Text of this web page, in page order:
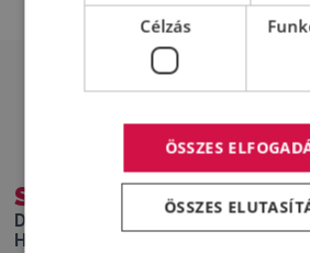
ÉRDEKLŐDJÖN
SZIGETSZENTMIKLÓS
Delta-Truck Kft.
H-2310 Szigetszentmiklós,
Célzás
ÖSSZES
ÖSSZES